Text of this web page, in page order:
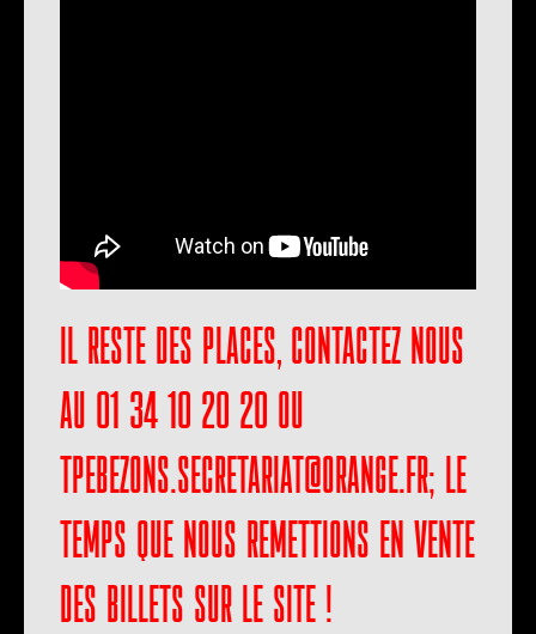
Il reste des places, contactez nous
au 01 34 10 20 20 ou
tpebezons.secretariat@orange.fr; le
temps que nous remettions en vente
des billets sur le site !